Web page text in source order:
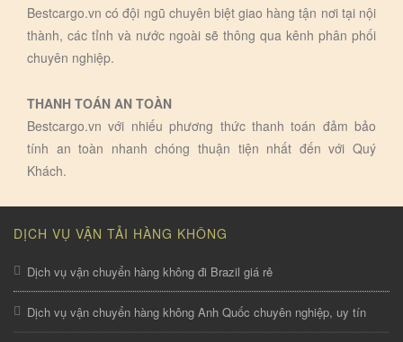
Bestcargo.vn có đội ngũ chuyên biệt giao hàng tận nơi tại nội
thành, các tỉnh và nước ngoài sẽ thông qua kênh phân phối
chuyên nghiệp.
THANH TOÁN AN TOÀN
Bestcargo.vn với nhiếu phương thức thanh toán đảm bảo
tính an toàn nhanh chóng thuận tiện nhất đến với Quý
Khách.
DỊCH VỤ VẬN TẢI HÀNG KHÔNG
Dịch vụ vận chuyển hàng không đi Brazil giá rẻ
Dịch vụ vận chuyển hàng không Anh Quốc chuyên nghiệp, uy tín